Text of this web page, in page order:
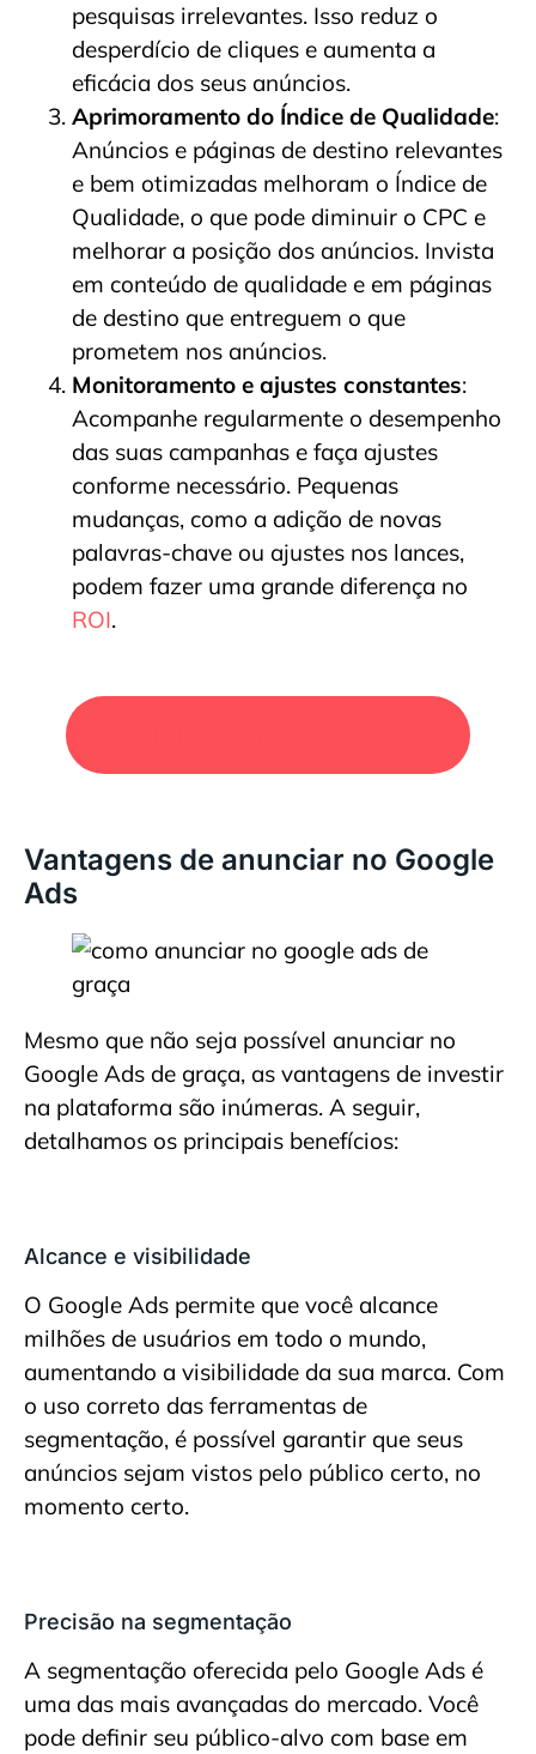
pesquisas irrelevantes. Isso reduz o
desperdício de cliques e aumenta a
eficácia dos seus anúncios.
Aprimoramento do Índice de Qualidade:
Anúncios e páginas de destino relevantes
e bem otimizadas melhoram o Índice de
Qualidade, o que pode diminuir o CPC e
melhorar a posição dos anúncios. Invista
em conteúdo de qualidade e em páginas
de destino que entreguem o que
prometem nos anúncios.
Monitoramento e ajustes constantes:
Acompanhe regularmente o desempenho
das suas campanhas e faça ajustes
conforme necessário. Pequenas
mudanças, como a adição de novas
palavras-chave ou ajustes nos lances,
podem fazer uma grande diferença no
ROI.
Vantagens de anunciar no Google
Ads
Mesmo que não seja possível anunciar no
Google Ads de graça, as vantagens de investir
na plataforma são inúmeras. A seguir,
detalhamos os principais benefícios:
Alcance e visibilidade
O Google Ads permite que você alcance
milhões de usuários em todo o mundo,
aumentando a visibilidade da sua marca. Com
o uso correto das ferramentas de
segmentação, é possível garantir que seus
anúncios sejam vistos pelo público certo, no
momento certo.
Precisão na segmentação
A segmentação oferecida pelo Google Ads é
uma das mais avançadas do mercado. Você
pode definir seu público-alvo com base em